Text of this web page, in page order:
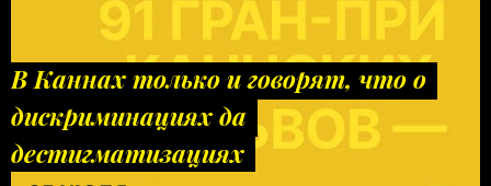
В Каннах только и говорят, что о
дискриминациях да
дестигматизациях